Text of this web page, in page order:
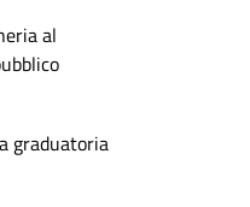
al
graduatoria